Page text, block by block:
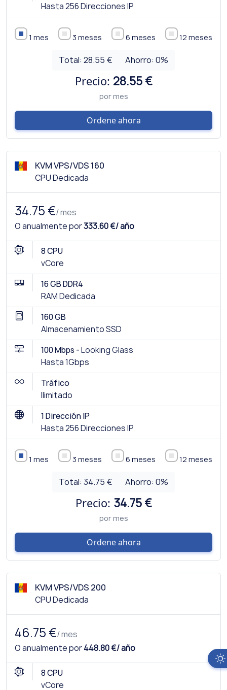
Hasta 256 Direcciones IP
1 mes 3 meses 6 meses 12 meses
Total: 28.55 € Ahorro:0%
Precio: 28.55 €
por mes
Ordene ahora
KVM VPS/VDS 160
CPU Dedicada
34.75 €/ mes
O anualmente por333.60 €/ año
8 CPU
vCore
16 GB DDR4
RAM Dedicada
160 GB
Almacenamiento SSD
100 Mbps -Looking Glass
Hasta 1Gbps
Tráfico
Ilimitado
1 Dirección IP
Hasta 256 Direcciones IP
1 mes 3 meses 6 meses 12 meses
Total: 34.75 € Ahorro:0%
Precio: 34.75 €
por mes
Ordene ahora
KVM VPS/VDS 200
CPU Dedicada
46.75 €/ mes
O anualmente por448.80 €/ año
8 CPU
vCore